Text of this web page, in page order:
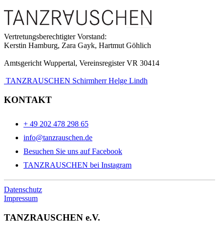
Vertretungsberechtigter Vorstand:
Kerstin Hamburg, Zara Gayk, Hartmut Göhlich
Amtsgericht Wuppertal, Vereinsregister VR 30414
TANZRAUSCHEN Schirmherr Helge Lindh
KONTAKT
+ 49 202 478 298 65
info@tanzrauschen.de
Besuchen Sie uns auf Facebook
TANZRAUSCHEN bei Instagram
Datenschutz
Impressum
TANZRAUSCHEN e.V.